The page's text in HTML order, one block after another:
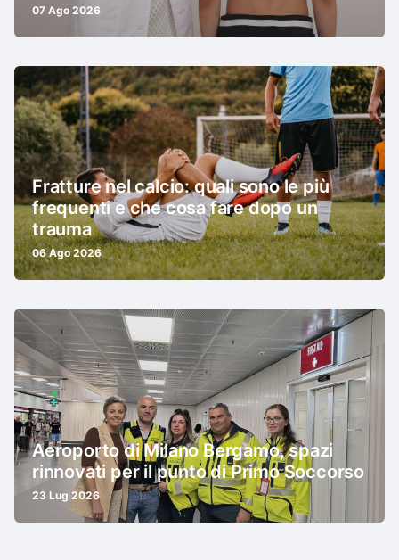
07 Ago 2026
Fratture nel calcio: quali sono le più
frequenti e che cosa fare dopo un
trauma
06 Ago 2026
Aeroporto di Milano Bergamo, spazi
rinnovati per il punto di Primo Soccorso
23 Lug 2026